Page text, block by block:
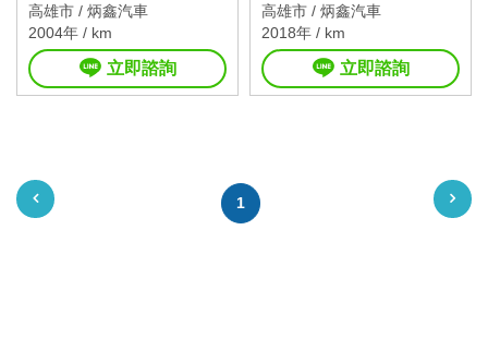
高雄市 / 炳鑫汽車
2004年 / km
立即諮詢
高雄市 / 炳鑫汽車
2018年 / km
立即諮詢
1